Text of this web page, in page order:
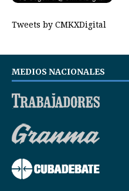
Tweets by CMKXDigital
MEDIOS NACIONALES